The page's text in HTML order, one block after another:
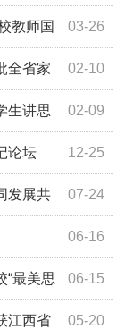
功举办 03-26
教师国
02-10
全省家
02-09
生讲思
12-25
论坛
07-24
发展共
06-16
06-15
“最美思
05-20
江西省